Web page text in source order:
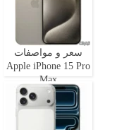
سعر و مواصفات
Apple iPhone 15 Pro
Max